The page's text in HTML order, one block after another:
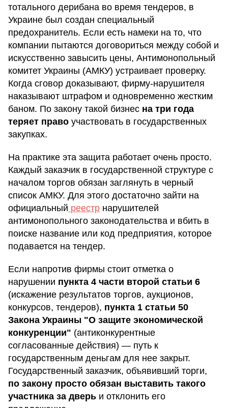
тотального дерибана во время тендеров, в
Украине был создан специальный
предохранитель. Если есть намеки на то, что
компании пытаются договориться между собой и
искусственно завысить цены, Антимонопольный
комитет Украины (АМКУ) устраивает проверку.
Когда сговор доказывают, фирму-нарушителя
наказывают штрафом и одновременно жестким
баном. По закону такой бизнес на три года
теряет право участвовать в государственных
закупках.
На практике эта защита работает очень просто.
Каждый заказчик в государственной структуре с
началом торгов обязан заглянуть в черный
список АМКУ. Для этого достаточно зайти на
официальный реестр нарушителей
антимонопольного законодательства и вбить в
поиске название или код предприятия, которое
подавается на тендер.
Если напротив фирмы стоит отметка о
нарушении пункта 4 части второй статьи 6
(искажение результатов торгов, аукционов,
конкурсов, тендеров), пункта 1 статьи 50
Закона Украины "О защите экономической
конкуренции" (антиконкурентные
согласованные действия) — путь к
государственным деньгам для нее закрыт.
Государственный заказчик, объявивший торги,
по закону просто обязан выставить такого
участника за дверь и отклонить его